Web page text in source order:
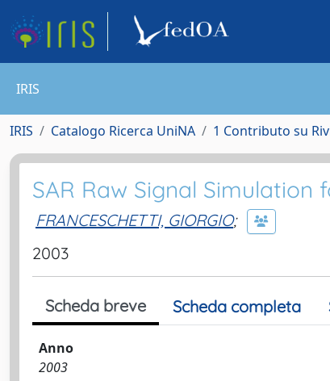
IRIS
IRIS Catalogo Ricerca UniNA 1 Contributo su
SAR Raw Signal Simulation
FRANCESCHETTI, GIORGIO;
2003
Scheda breve Scheda completa
Anno
2003